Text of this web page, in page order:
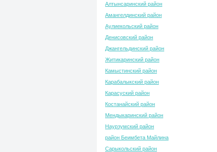
Алтынсаринский район
Амангелдинский район
Аулиекольский район
Денисовский район
Джангельдинский район
Житикаринский район
Камыстинский район
Карабалыкский район
Карасуский район
Костанайский район
Мендыкаринский район
Наурзумский район
район Беимбета Майлина
Сарыкольский район